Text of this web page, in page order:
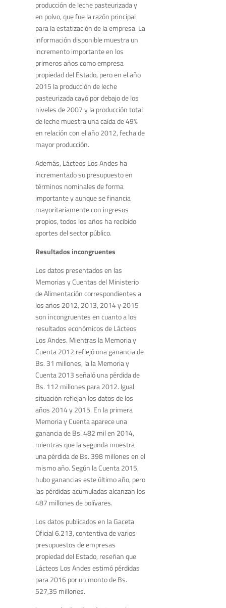
producción de leche pasteurizada y
en polvo, que fue la razón principal
para la estatización de la empresa. La
información disponible muestra un
incremento importante en los
primeros años como empresa
propiedad del Estado, pero en el año
2015 la producción de leche
pasteurizada cayó por debajo de los
niveles de 2007 y la producción total
de leche muestra una caída de 49%
en relación con el año 2012, fecha de
mayor producción.
Además, Lácteos Los Andes ha
incrementado su presupuesto en
términos nominales de forma
importante y aunque se financia
mayoritariamente con ingresos
propios, todos los años ha recibido
aportes del sector público.
Resultados incongruentes
Los datos presentados en las
Memorias y Cuentas del Ministerio
de Alimentación correspondientes a
los años 2012, 2013, 2014 y 2015
son incongruentes en cuanto a los
resultados económicos de Lácteos
Los Andes. Mientras la Memoria y
Cuenta 2012 reflejó una ganancia de
Bs. 31 millones, la la Memoria y
Cuenta 2013 señaló una pérdida de
Bs. 112 millones para 2012. Igual
situación reflejan los datos de los
años 2014 y 2015. En la primera
Memoria y Cuenta aparece una
ganancia de Bs. 482 mil en 2014,
mientras que la segunda muestra
una pérdida de Bs. 398 millones en el
mismo año. Según la Cuenta 2015,
hubo ganancias este último año, pero
las pérdidas acumuladas alcanzan los
487 millones de bolívares.
Los datos publicados en la Gaceta
Oficial 6.213, contentiva de varios
presupuestos de empresas
propiedad del Estado, reseñan que
Lácteos Los Andes estimó pérdidas
para 2016 por un monto de Bs.
527,35 millones.